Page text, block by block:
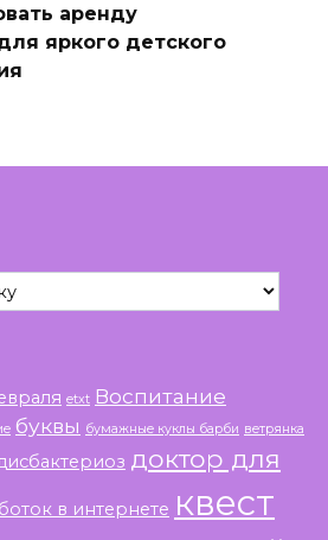
аренду
яркого детского
etxt Воспитание
буквы бумажные куклы барби ветрянка
доктор для
в интернете квест